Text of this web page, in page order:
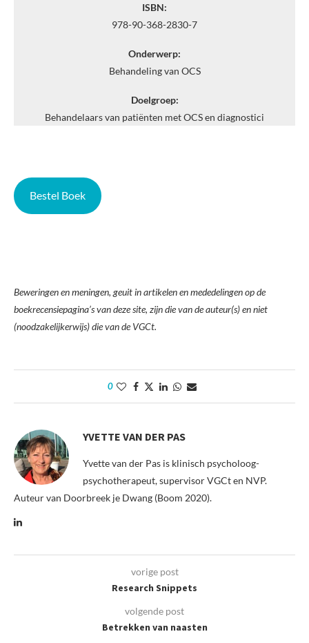
ISBN:
978-90-368-2830-7
Onderwerp:
Behandeling van OCS
Doelgroep:
Behandelaars van patiënten met OCS en diagnostici
Bestel Boek
Beweringen en meningen, geuit in artikelen en mededelingen op de
boekrecensiepagina’s van deze site, zijn die van de auteur(s) en niet
(noodzakelijkerwijs) die van de VGCt.
0
YVETTE VAN DER PAS
Yvette van der Pas is klinisch psycholoog-
psychotherapeut, supervisor VGCt en NVP.
Auteur van Doorbreek je Dwang (Boom 2020).
vorige post
Research Snippets
volgende post
Betrekken van naasten